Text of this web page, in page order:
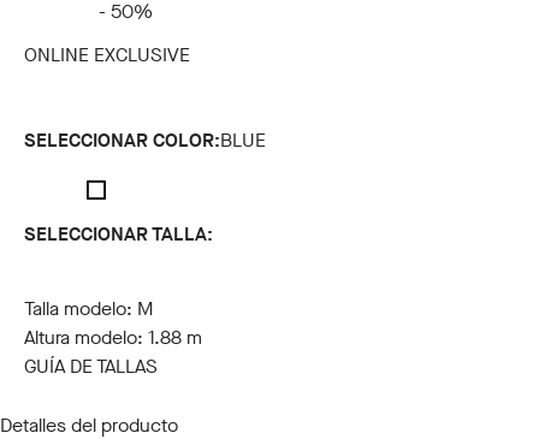
- 50%
ONLINE EXCLUSIVE
SELECCIONAR COLOR:BLUE
SELECCIONAR TALLA:
Talla modelo: M
Altura modelo: 1.88 m
GUÍA DE TALLAS
Detalles del producto